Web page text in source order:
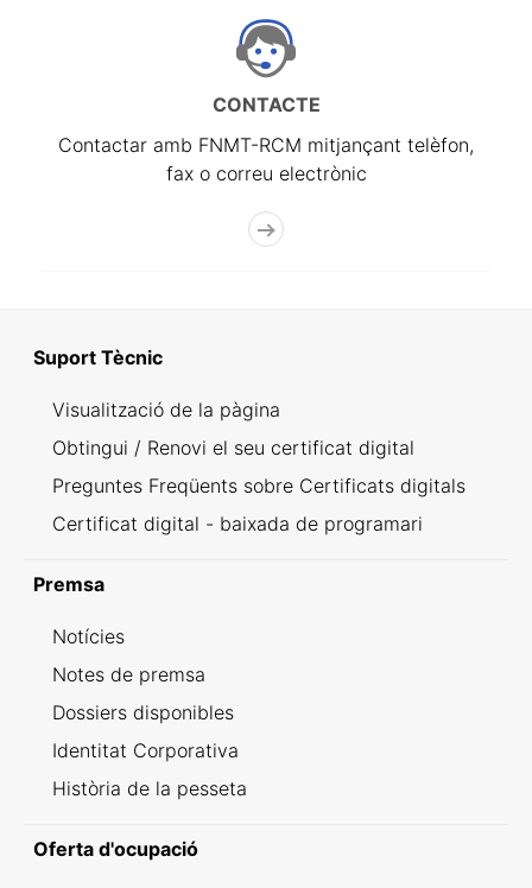
CONTACTE
Contactar amb FNMT-RCM mitjançant telèfon,
fax o correu electrònic
Suport Tècnic
Visualització de la pàgina
Obtingui / Renovi el seu certificat digital
Preguntes Freqüents sobre Certificats digitals
Certificat digital - baixada de programari
Premsa
Notícies
Notes de premsa
Dossiers disponibles
Identitat Corporativa
Història de la pesseta
Oferta d'ocupació